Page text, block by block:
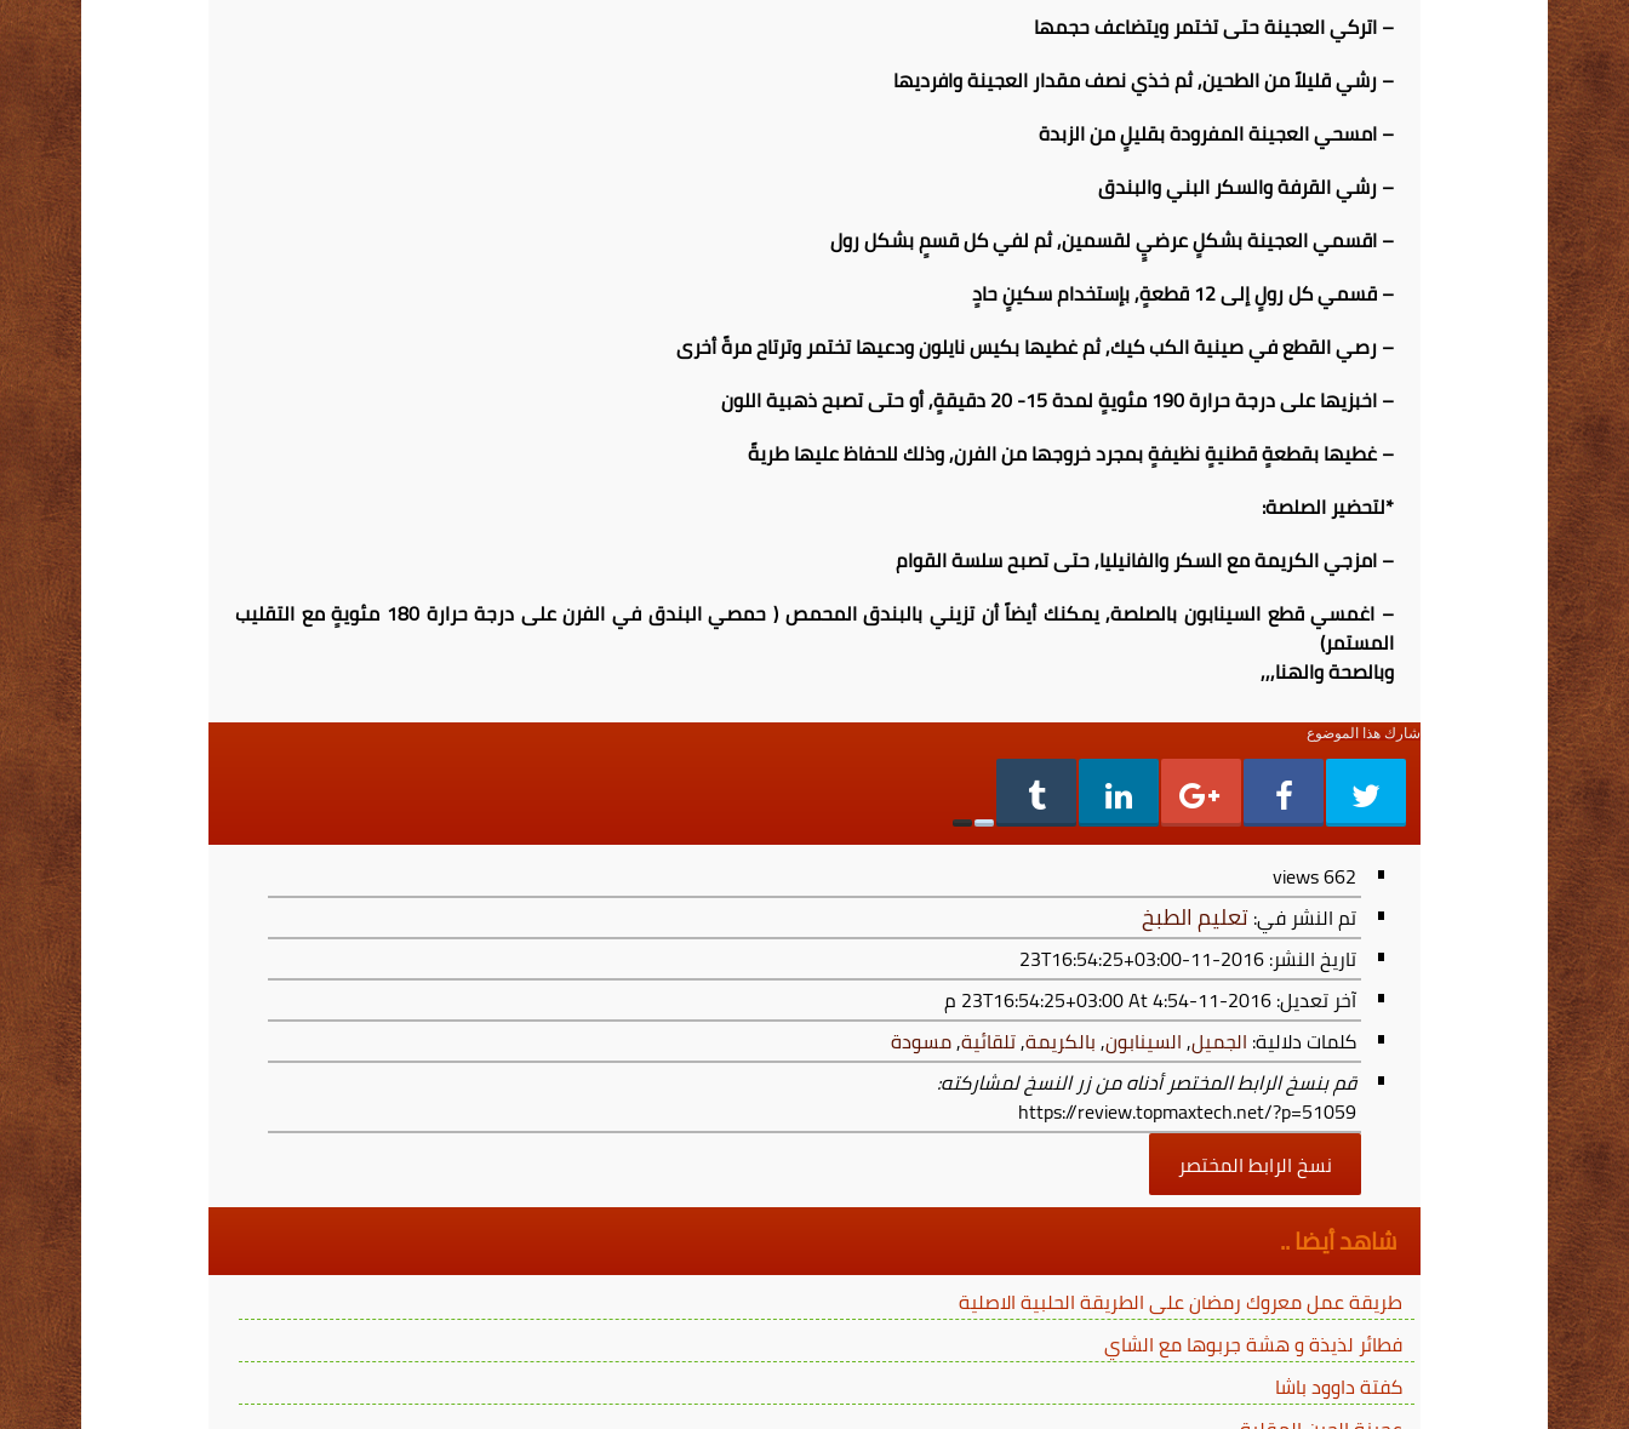
– اتركي العجينة حتى تختمر ويتضاعف حجمها
– رشي قليلاً من الطحين, ثم خذي نصف مقدار العجينة وافرديها
– امسحي العجينة المفرودة بقليلٍ من الزبدة
– رشي القرفة والسكر البني والبندق
– اقسمي العجينة بشكلٍ عرضيٍ لقسمين, ثم لفي كل قسمٍ بشكل رول
– قسمي كل رولٍ إلى 12 قطعةٍ, بإستخدام سكينٍ حادٍ
– رصي القطع في صينية الكب كيك, ثم غطيها بكيس نايلون ودعيها تختمر وترتاح مرةً أخرى
– اخبزيها على درجة حرارة 190 مئويةٍ لمدة 15- 20 دقيقةٍ, أو حتى تصبح ذهبية اللون
– غطيها بقطعةٍ قطنيةٍ نظيفةٍ بمجرد خروجها من الفرن, وذلك للحفاظ عليها طريةً
*لتحضير الصلصة:
– امزجي الكريمة مع السكر والفانيليا, حتى تصبح سلسة القوام
– اغمسي قطع السينابون بالصلصة, يمكنك أيضاً أن تزيني بالبندق المحمص ( حمصي البندق في الفرن على درجة حرارة 180 مئويةٍ مع التقليب
المستمر)
وبالصحة والهنا,,,
شارك هذا الموضوع
662
views
تم النشر في:تعليم الطبخ
تاريخ النشر: 2016-11-23T16:54:25+03:00
آخر تعديل:2016-11-23T16:54:25+03:00
At 4:54 م
كلمات دلالية: الجميل,السينابون,بالكريمة,تلقائية,مسودة
قم بنسخ الرابط المختصر أدناه من زر النسخ لمشاركته:
https://review.topmaxtech.net/?p=51059
نسخ الرابط المختصر
شاهد أيضا ..
طريقة عمل معروك رمضان على الطريقة الحلبية الاصلية
فطائر لذيذة و هشة جربوها مع الشاي
كفتة داوود باشا